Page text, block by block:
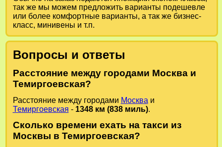
так же мы можем предложить варианты подешевле
или более комфортные варианты, а так же бизнес-
класс, минивены и т.п.
Вопросы и ответы
Расстояние между городами Москва и
Темиргоевская?
Расстояние между городами Москва и
Темиргоевская - 1348 км (838 миль).
Сколько времени ехать на такси из
Москвы в Темиргоевская?